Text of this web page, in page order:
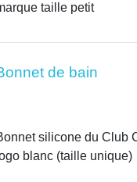
taille petit
de bain
silicone du Club
blanc (taille unique)